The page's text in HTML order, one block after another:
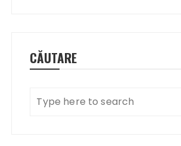
CĂUTARE